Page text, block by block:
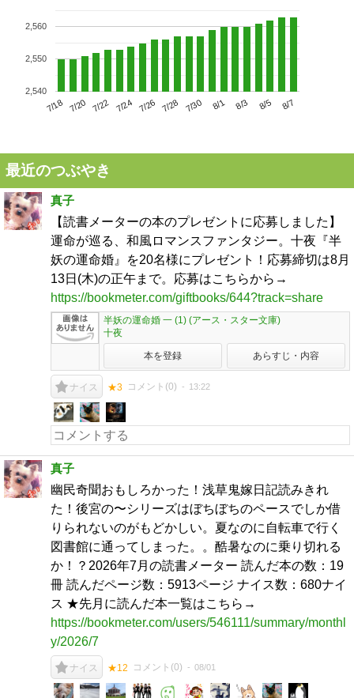
7/18 7/20 7/22 7/24 7/26 7/28 7/30 8/1 8/3 8/5 8/7
2,540
2,550
2,560
最近のつぶやき
真子
【読書メーターの本のプレゼントに応募しました】
運命が巡る、和風ロマンスファンタジー。十夜『半
妖の運命婚』を20名様にプレゼント！応募締切は8月
13日(木)の正午まで。応募はこちらから→
https://bookmeter.com/giftbooks/644?track=share
半妖の運命婚 一 (1) (アース・スター文庫)
十夜
本を登録 あらすじ・内容
ナイス ★3 コメント(0) 13:22
真子
幽民奇聞おもしろかった！浅草鬼嫁日記読みきれ
た！後宮の〜シリーズはぼちぼちのペースでしか借
りられないのがもどかしい。夏なのに自転車で行く
図書館に通ってしまった。。酷暑なのに乗り切れる
か！？2026年7月の読書メーター 読んだ本の数：19
冊 読んだページ数：5913ページ ナイス数：680ナイ
ス ★先月に読んだ本一覧はこちら→
https://bookmeter.com/users/546111/summary/monthl
y/2026/7
ナイス ★12 コメント(0) 08/01